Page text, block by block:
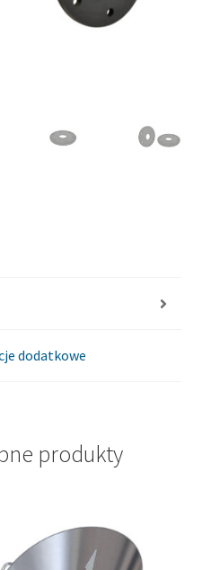
dodatkowe
produkty